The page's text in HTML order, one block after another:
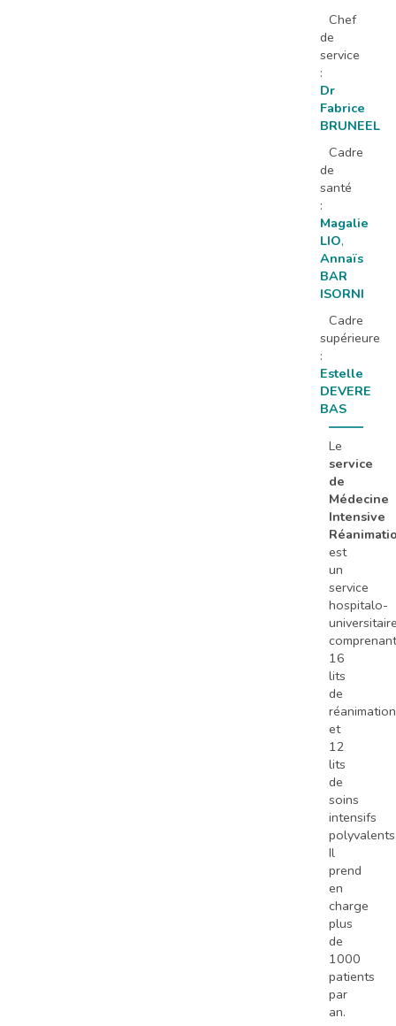
Chef
de
service
:
Dr
Fabrice
BRUNEEL
Cadre
de
santé
:
Magalie
LIO,
Annaïs
BAR
ISORNI
Cadre
supérieure
:
Estelle
DEVERE
BAS
Le
service
de
Médecine
Intensive
est
un
service
hospitalo-
comprenant
16
lits
de
réanimation
et
12
lits
de
soins
intensifs
Il
prend
en
charge
plus
de
1000
patients
par
an.